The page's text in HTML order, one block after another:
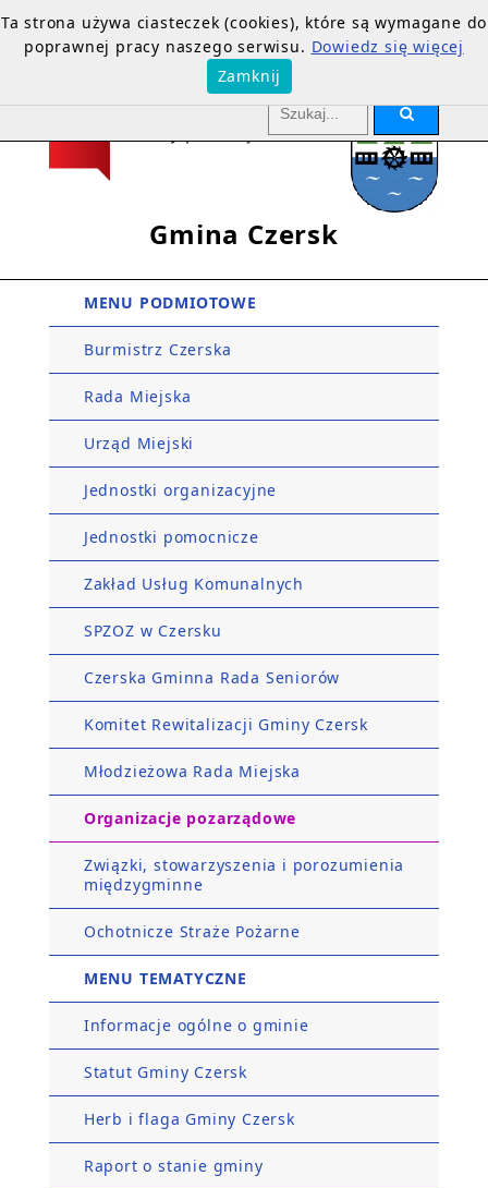
Gmina Czersk
MENU PODMIOTOWE
Burmistrz Czerska
Rada Miejska
Urząd Miejski
Jednostki organizacyjne
Jednostki pomocnicze
Zakład Usług Komunalnych
SPZOZ w Czersku
Czerska Gminna Rada Seniorów
Komitet Rewitalizacji Gminy Czersk
Młodzieżowa Rada Miejska
Organizacje pozarządowe
Związki, stowarzyszenia i porozumienia
międzygminne
Ochotnicze Straże Pożarne
MENU TEMATYCZNE
Informacje ogólne o gminie
Statut Gminy Czersk
Herb i flaga Gminy Czersk
Raport o stanie gminy
Ta strona używa ciasteczek (cookies), które są wymagane do
poprawnej pracy naszego serwisu. Dowiedz się więcej
Zamknij